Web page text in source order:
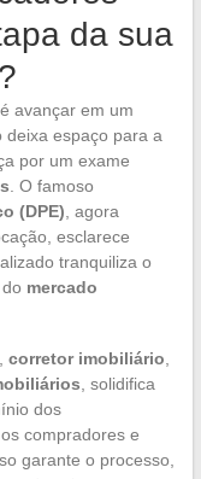
da sua
avançar em um
deixa espaço para a
por um exame
. O famoso
(DPE) , agora
esclarece
tranquiliza o
mercado
corretor imobiliário
, solidifica
dos
compradores e
garante o processo,